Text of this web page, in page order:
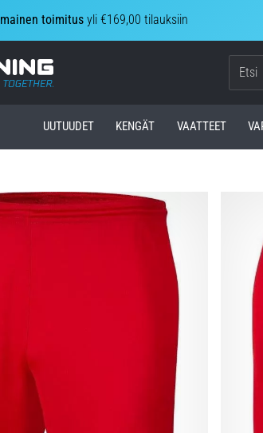
Ilmainen toimitus yli €169,00 tilauksiin
Top4Running.fi
UUTUUDET KENGÄT VAATTEET